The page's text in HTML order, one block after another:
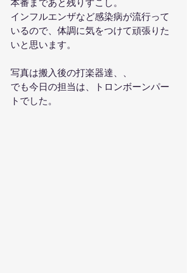
本番まであと残りすこし。
インフルエンザなど感染病が流行って
いるので、体調に気をつけて頑張りた
いと思います。
写真は搬入後の打楽器達、、
でも今日の担当は、トロンボーンパー
トでした。